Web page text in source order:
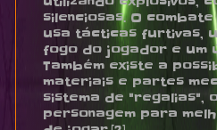
silenciosas. O
usa tácticas furtivas,
fogo do jogador e um
Também existe a
materiais e partes
sistema de "regalias",
personagem para